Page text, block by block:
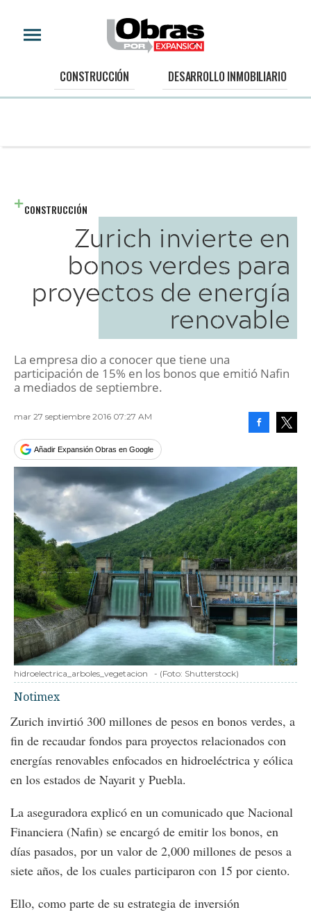
CONSTRUCCIÓN DESARROLLO INMOBILIARIO
CONSTRUCCIÓN
Zurich invierte en
bonos verdes para
proyectos de energía
renovable
La empresa dio a conocer que tiene una
participación de 15% en los bonos que emitió Nafin
a mediados de septiembre.
mar 27 septiembre 2016 07:27 AM
Añadir Expansión Obras en Google
hidroelectrica_arboles_vegetacion - (Foto: Shutterstock)
Notimex
Zurich invirtió 300 millones de pesos en bonos verdes, a
fin de recaudar fondos para proyectos relacionados con
energías renovables enfocados en hidroeléctrica y eólica
en los estados de Nayarit y Puebla.
La aseguradora explicó en un comunicado que Nacional
Financiera (Nafin) se encargó de emitir los bonos, en
días pasados, por un valor de 2,000 millones de pesos a
siete años, de los cuales participaron con 15 por ciento.
Ello, como parte de su estrategia de inversión